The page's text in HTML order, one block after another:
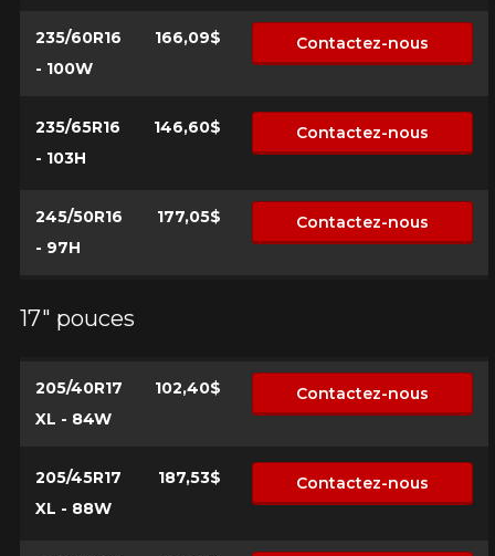
235/60R16
- 100W
166,09$ Contactez-nous
235/65R16
- 103H
146,60$ Contactez-nous
245/50R16
- 97H
177,05$ Contactez-nous
17" pouces
205/40R17
XL - 84W
102,40$ Contactez-nous
205/45R17
XL - 88W
187,53$ Contactez-nous